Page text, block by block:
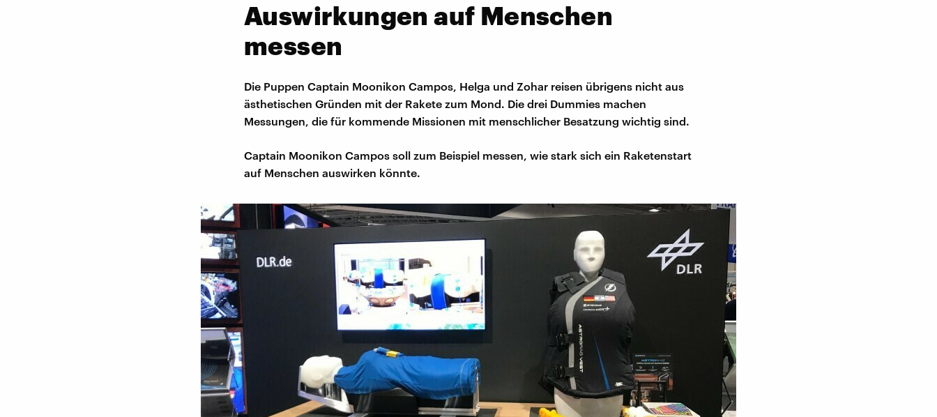
Auswirkungen auf Menschen
messen
Die Puppen Captain Moonikon Campos, Helga und Zohar reisen übrigens nicht aus
ästhetischen Gründen mit der Rakete zum Mond. Die drei Dummies machen
Messungen, die für kommende Missionen mit menschlicher Besatzung wichtig sind.
Captain Moonikon Campos soll zum Beispiel messen, wie stark sich ein Raketenstart
auf Menschen auswirken könnte.